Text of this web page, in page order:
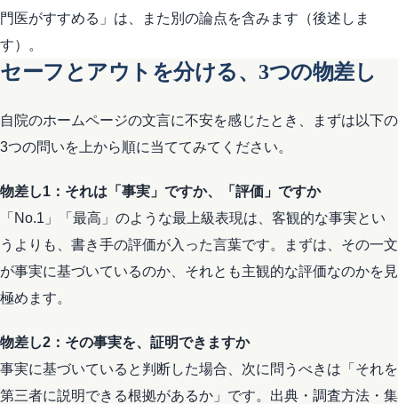
門医がすすめる」は、また別の論点を含みます（後述しま
す）。
セーフとアウトを分ける、3つの物差し
自院のホームページの文言に不安を感じたとき、まずは以下の
3つの問いを上から順に当ててみてください。
物差し1：それは「事実」ですか、「評価」ですか
「No.1」「最高」のような最上級表現は、客観的な事実とい
うよりも、書き手の評価が入った言葉です。まずは、その一文
が事実に基づいているのか、それとも主観的な評価なのかを見
極めます。
物差し2：その事実を、証明できますか
事実に基づいていると判断した場合、次に問うべきは「それを
第三者に説明できる根拠があるか」です。出典・調査方法・集